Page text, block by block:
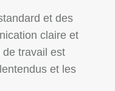
et des
claire et
travail est
et les